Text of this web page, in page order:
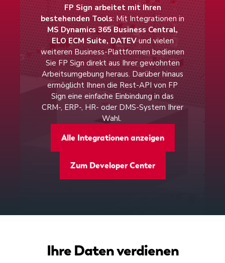
Genehmigungsprozesses per Drag-&-
Dropfest – zur gleichzeitigen
Unterschrift, nacheinander oder zur
einfachen Lesebestätigung. Über die
automatische Zeitbegrenzungstellen
Sie sicher, dass Fristen jederzeit
eingehalten werden.
auf allen Endgeräten unterschreiben
sowie automatisches Löschennach
Unterschriftenfelder für Ihre Empfänger
perDrag-&-Dropoder lassen Sie die
Felder automatisch an den vorgesehenen
Stellen platzieren. Im Anschluss
versenden Sie Ihre Dokumente ganz
einfach per Klick.
Über unsere erweiterten Funktionen
können Sie je nach Use Case das
Sicherheitsniveau der angeforderten
unterstützt neben der
qualifizierte elektronische Signatur
FP Sign arbeitet mit Ihren
bestehenden Tools: Mit Integrationen in
MS Dynamics 365 Business Central,
ELO ECM Suite, DATEVund vielen
weiteren Business-Plattformen bedienen
Sie FP Sign direkt aus Ihrer gewohnten
Arbeitsumgebung heraus. Darüber hinaus
ermöglicht Ihnen die Rest-API von FP
Sign eine einfache Einbindung in das
CRM-, ERP-, HR- oder DMS-System Ihrer
Wahl. ​
Alle Integrationen anzeigen
Zum Developer Center
Ihre Daten verdienen